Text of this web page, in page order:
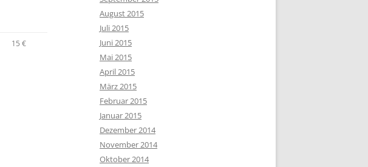
15 €
August 2015
Juli 2015
Juni 2015
Mai 2015
April 2015
März 2015
Februar 2015
Januar 2015
Dezember 2014
November 2014
Oktober 2014